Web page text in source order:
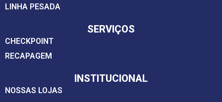
LINHA PESADA
SERVIÇOS
CHECKPOINT
RECAPAGEM
INSTITUCIONAL
NOSSAS LOJAS